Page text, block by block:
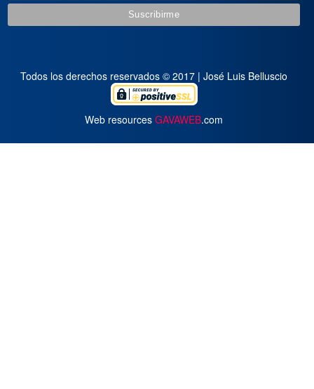
Todos los derechos reservados © 2017 | José Luis Belluscio
Web resources GAVAWEB.com